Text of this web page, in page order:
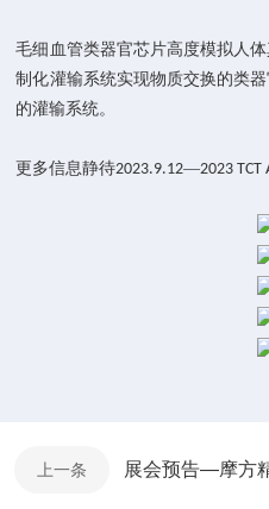
毛细血管类器官芯片高度模拟人
制化灌输系统实现物质交换的类
的灌输系统。
更多信息静待2023.9.12—2023 TCT
上一条 展会预告—摩方